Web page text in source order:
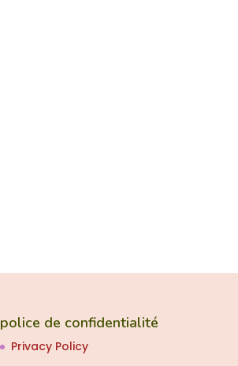
police de confidentialité
Privacy Policy